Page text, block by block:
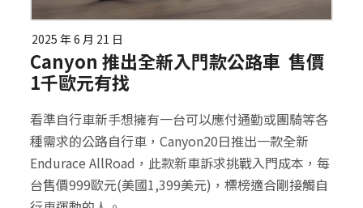
2025 年 6 月 21 日
Canyon 推出全新入門款公路車 售價
1千歐元有找
看準自行車新手想擁有一台可以應付通勤或團騎等各
種需求的公路自行車，Canyon20日推出一款全新
Endurace AllRoad，此款新車訴求挑戰入門成本，每
台售價999歐元(美國1,399美元)，標榜適合剛接觸自